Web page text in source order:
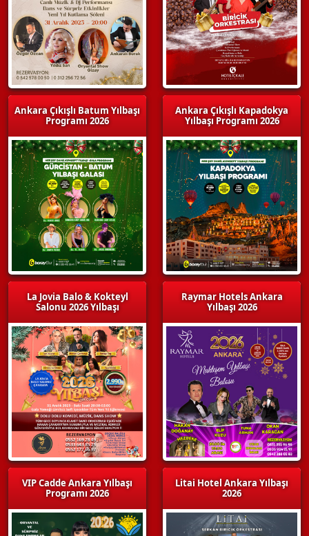
Ankara Çıkışlı Batum Yılbaşı
Programı 2026
La Jovia Balo & Kokteyl
Salonu 2026 Yılbaşı
VIP Cadde Ankara Yılbaşı
Programı 2026
Ankara Çıkışlı Kapadokya
Yılbaşı Programı 2026
Raymar Hotels Ankara
Yılbaşı 2026
Litai Hotel Ankara Yılbaşı
2026